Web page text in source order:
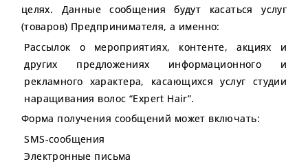
целях. Данные сообщения будут касаться услуг
(товаров) Предпринимателя, а именно:
Рассылок о мероприятиях, контенте, акциях и
других предложениях информационного и
рекламного характера, касающихся услуг студии
наращивания волос “Expert Hair”.
Форма получения сообщений может включать:
SMS-сообщения
Электронные письма